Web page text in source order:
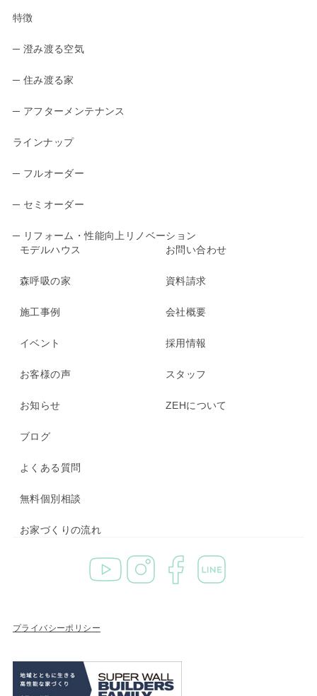
特徴
─ 澄み渡る空気
─ 住み渡る家
─ アフターメンテナンス
ラインナップ
─ フルオーダー
─ セミオーダー
─ リフォーム・性能向上リノベーション
モデルハウス
森呼吸の家
施工事例
イベント
お客様の声
お知らせ
ブログ
よくある質問
無料個別相談
お家づくりの流れ
お問い合わせ
資料請求
会社概要
採用情報
スタッフ
ZEHについて
プライバシーポリシー